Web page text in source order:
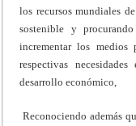
los recursos mundiales
sostenible y
incrementar los medios
respectivas
desarrollo económico,
Reconociendo además